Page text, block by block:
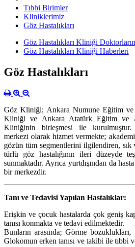
Tıbbi Birimler
Kliniklerimiz
Göz Hastalıkları
Göz Hastalıkları Kliniği
Göz Hastalıkları Kliniği Haberleri
Göz Hastalıkları
Göz Kliniği; Ankara Numune Eğitim ve
Kliniği ve Ankara Atatürk Eğitim ve
Kliniğinin birleşmesi ile
merkezi olarak hizmet vermekte;
gözün tüm segmentlerini ilgilendiren,
türlü göz hastalığının ileri düzeyde
sunmaktadır. Ayrıca yurtdışından da
bir merkezdir.
Tanı ve Tedavisi Yapılan Hastalıklar:
Erişkin ve çocuk hastalarda çok geniş
tanısı konmakta ve tedavi edilmektedir.
Bunların arasında; Görme
Glokomun erken tanısı ve takibi ile tıbbi